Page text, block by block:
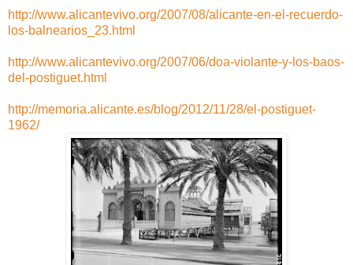
http://www.alicantevivo.org/2007/08/alicante-en-el-recuerdo-
los-balnearios_23.html
http://www.alicantevivo.org/2007/06/doa-violante-y-los-baos-
del-postiguet.html
http://memoria.alicante.es/blog/2012/11/28/el-postiguet-
1962/